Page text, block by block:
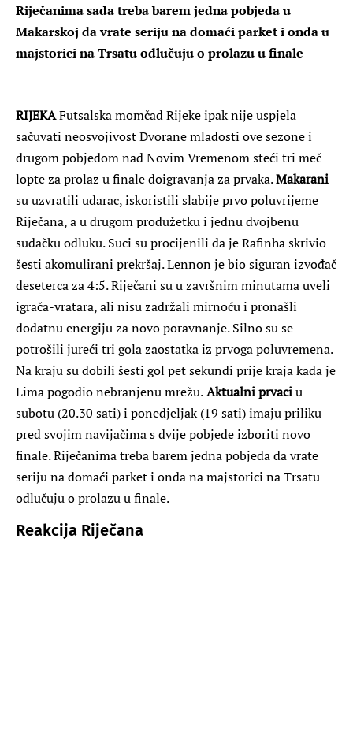
Riječanima sada treba barem jedna pobjeda u
Makarskoj da vrate seriju na domaći parket i onda u
majstorici na Trsatu odlučuju o prolazu u finale
RIJEKAFutsalska momčad Rijeke ipak nije uspjela
sačuvati neosvojivost Dvorane mladosti ove sezone i
drugom pobjedom nad Novim Vremenom steći tri meč
lopte za prolaz u finale doigravanja za prvaka.Makarani
su uzvratili udarac, iskoristili slabije prvo poluvrijeme
Riječana, a u drugom produžetku i jednu dvojbenu
sudačku odluku. Suci su procijenili da je Rafinha skrivio
šesti akomulirani prekršaj. Lennon je bio siguran izvođač
deseterca za 4:5. Riječani su u završnim minutama uveli
igrača-vratara, ali nisu zadržali mirnoću i pronašli
dodatnu energiju za novo poravnanje. Silno su se
potrošili jureći tri gola zaostatka iz prvoga poluvremena.
Na kraju su dobili šesti gol pet sekundi prije kraja kada je
Lima pogodio nebranjenu mrežu.Aktualni prvaciu
subotu (20.30 sati) i ponedjeljak (19 sati) imaju priliku
pred svojim navijačima s dvije pobjede izboriti novo
finale. Riječanima treba barem jedna pobjeda da vrate
seriju na domaći parket i onda na majstorici na Trsatu
odlučuju o prolazu u finale.
Reakcija Riječana